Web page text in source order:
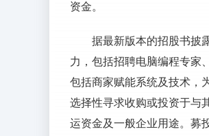
资金。
据最新版本的招股书披
力，包括招聘电脑编程专家
包括商家赋能系统及技术，
选择性寻求收购或投资于与
运资金及一般企业用途。募